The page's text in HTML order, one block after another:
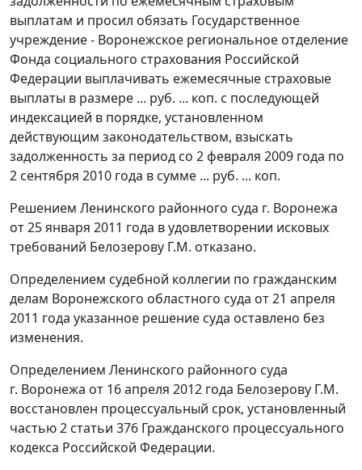
выплатам и просил обязать Государственное
учреждение - Воронежское региональное отделение
Фонда социального страхования Российской
Федерации выплачивать ежемесячные страховые
выплаты в размере ... руб. ... коп. с последующей
индексацией в порядке, установленном
действующим законодательством, взыскать
задолженность за период со 2 февраля 2009 года по
2 сентября 2010 года в сумме ... руб. ... коп.
Решением Ленинского районного суда г. Воронежа
от 25 января 2011 года в удовлетворении исковых
требований Белозерову Г.М. отказано.
Определением судебной коллегии по гражданским
делам Воронежского областного суда от 21 апреля
2011 года указанное решение суда оставлено без
изменения.
Определением Ленинского районного суда
г. Воронежа от 16 апреля 2012 года Белозерову Г.М.
восстановлен процессуальный срок, установленный
частью 2 статьи 376 Гражданского процессуального
кодекса Российской Федерации.